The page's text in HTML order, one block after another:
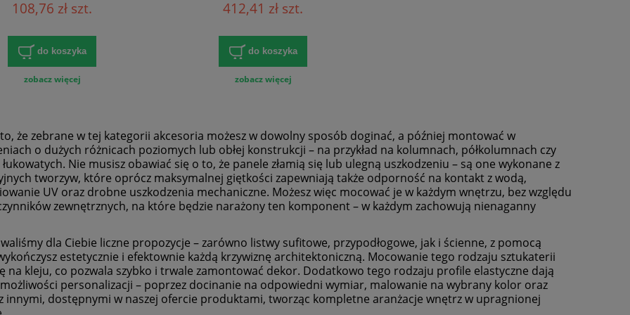
[cm]
108,76 zł szt.
do koszyka
zobacz więcej
[cm]
412,41 zł szt.
do koszyka
zobacz więcej
że zebrane w tej kategorii akcesoria możesz w dowolny sposób doginać, a później montować w
o dużych różnicach poziomych lub obłej konstrukcji – na przykład na kolumnach, półkolumnach czy
Nie musisz obawiać się o to, że panele złamią się lub ulegną uszkodzeniu – są one wykonane z
tworzyw, które oprócz maksymalnej giętkości zapewniają także odporność na kontakt z wodą,
UV oraz drobne uszkodzenia mechaniczne. Możesz więc mocować je w każdym wnętrzu, bez względu
zewnętrznych, na które będzie narażony ten komponent – w każdym zachowują nienaganny
dla Ciebie liczne propozycje – zarówno listwy sufitowe, przypodłogowe, jak i ścienne, z pomocą
estetycznie i efektownie każdą krzywiznę architektoniczną. Mocowanie tego rodzaju sztukaterii
na kleju, co pozwala szybko i trwale zamontować dekor. Dodatkowo tego rodzaju profile elastyczne dają
personalizacji – poprzez docinanie na odpowiedni wymiar, malowanie na wybrany kolor oraz
z innymi, dostępnymi w naszej ofercie produktami, tworząc kompletne aranżacje wnętrz w upragnionej